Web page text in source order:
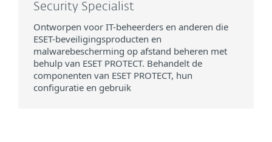
Security Specialist
Ontworpen voor IT-beheerders en anderen die
ESET-beveiligingsproducten en
malwarebescherming op afstand beheren met
behulp van ESET PROTECT. Behandelt de
componenten van ESET PROTECT, hun
configuratie en gebruik